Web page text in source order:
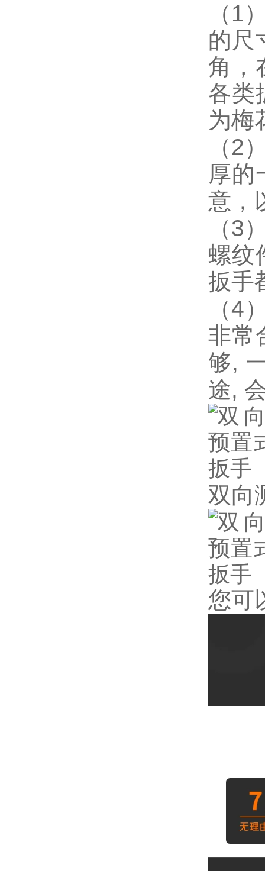
（ 1
的尺
角，
各类
为梅
（2
厚的
意，
（3
螺纹
扳手
（4
非常
够,
途,
双向
您可